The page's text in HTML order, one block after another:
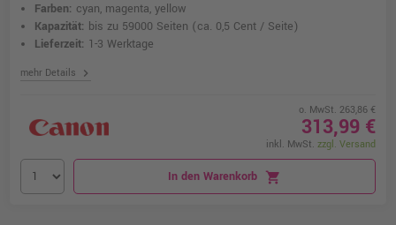
Farben: cyan, magenta, yellow
Kapazität: bis zu 59000 Seiten (ca. 0,5 Cent / Seite)
Lieferzeit: 1-3 Werktage
mehr Details chevron_right
o. MwSt. 263,86 €
313,99 €
inkl. MwSt. zzgl. Versand
In den Warenkorb shopping_cart